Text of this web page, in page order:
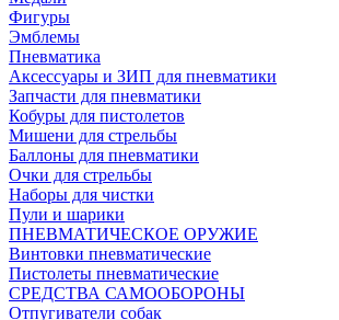
Фигуры
Эмблемы
Пневматика
Аксессуары и ЗИП для пневматики
Запчасти для пневматики
Кобуры для пистолетов
Мишени для стрельбы
Баллоны для пневматики
Очки для стрельбы
Наборы для чистки
Пули и шарики
ПНЕВМАТИЧЕСКОЕ ОРУЖИЕ
Винтовки пневматические
Пистолеты пневматические
СРЕДСТВА САМООБОРОНЫ
Отпугиватели собак